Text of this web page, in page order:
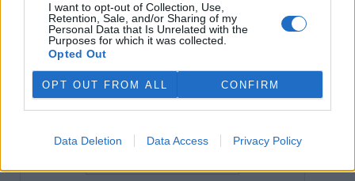
I want to opt-out of Collection, Use,
Retention, Sale, and/or Sharing of my
Personal Data that Is Unrelated with the
Purposes for which it was collected.
Opted Out
OPT OUT FROM ALL CONFIRM
Data Deletion Data Access Privacy Policy
Online diskuse
Redakce Ekolistu vítá čtenářské názory, komentáře a postřehy. Tím,
že zde publikujete svůj příspěvek, se ale zároveň zavazujete
dodržovatpravidla diskuse . V případě porušení si redakce
vyhrazuje právo smazat diskusní příspěvěk
Uživatelský e-mail